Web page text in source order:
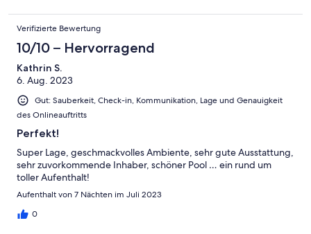
Verifizierte Bewertung
10/10 – Hervorragend
Kathrin S.
6. Aug. 2023
Gut: Sauberkeit, Check-in, Kommunikation, Lage und Genauigkeit
des Onlineauftritts
Perfekt!
Super Lage, geschmackvolles Ambiente, sehr gute Ausstattung,
sehr zuvorkommende Inhaber, schöner Pool … ein rund um
toller Aufenthalt!
Aufenthalt von 7 Nächten im Juli 2023
0